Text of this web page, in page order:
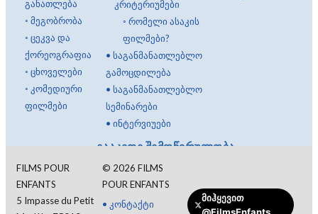
გააკეთე შემოწირულობა
განათლება
◦ მეგობრობა
◦ ცეკვა და
ქორეოგრაფია
◦ ცხოველები
◦ კომედიური
ფილმები
კრიტერიუმები
◦ რომელი ასაკის
ფილმები?
• საგანმანათლებლო
გამოცდილება
• საგანმანათლებლო
სემინარები
• ინტერვიუები
FILMS POUR
ENFANTS
5 Impasse du Petit
© 2026 FILMS
POUR ENFANTS
• კონტაქტი
მიჰყევით